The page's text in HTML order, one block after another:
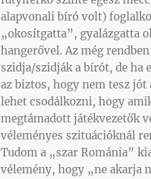
alapvonali bíró volt)
„okosítgatta”, gyalázgatta
hangerővel. Az még
szidja/szidják a bírót, de ha
az biztos, hogy nem tesz jót
lehet csodálkozni, hogy
megtámadott játékvezetők
véleményes szituációknál
Tudom a „szar Románia”
vélemény, hogy „ne akarja